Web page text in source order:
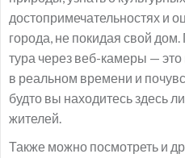
достопримечательностях и
города, не покидая свой
тура через веб-камеры — это
в реальном времени и
будто вы находитесь здесь
жителей.
Также можно посмотреть и